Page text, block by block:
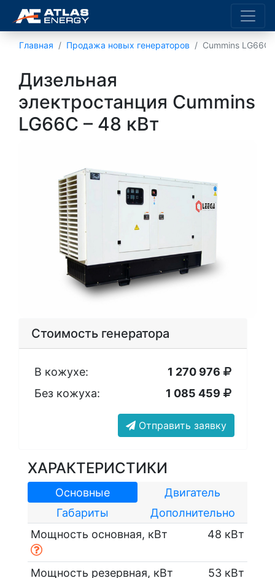
Главная Продажа новых генераторов Cummins LG66C
Дизельная
электростанция Cummins
LG66C – 48 кВт
Стоимость генератора
В кожухе:
1 270 976
Без кожуха:
1 085 459
Отправить заявку
ХАРАКТЕРИСТИКИ
Основные
Двигатель
Габариты
Дополнительно
Мощность основная, кВт
48 кВт
Мощность резервная, кВт 53 кВт